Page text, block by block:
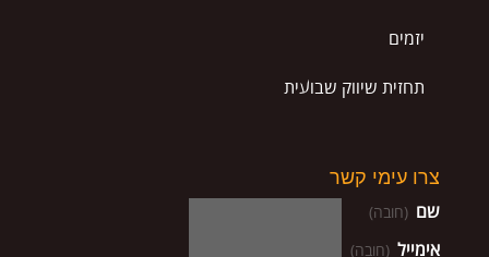
יזמים
תחזית שיווק שבועית
צרו עימי קשר
שם (חובה)
אימייל (חובה)